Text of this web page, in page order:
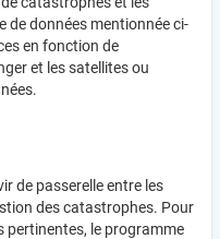
de données mentionnée ci-
en fonction de
et les satellites ou
de passerelle entre les
des catastrophes. Pour
le programme